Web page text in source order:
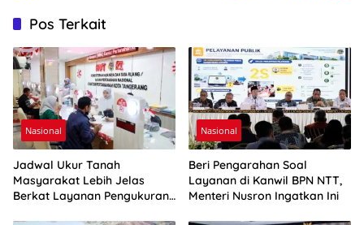
Pos Terkait
Nasional
Jadwal Ukur Tanah
Masyarakat Lebih Jelas
Berkat Layanan Pengukuran
Nasional
Beri Pengarahan Soal
Layanan di Kanwil BPN NTT,
Menteri Nusron Ingatkan Ini